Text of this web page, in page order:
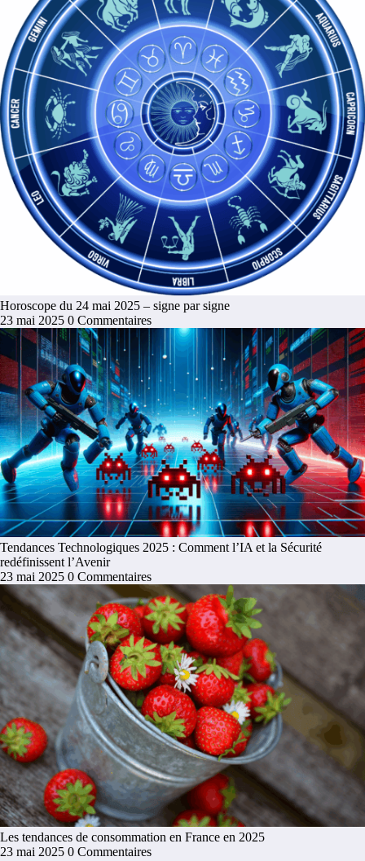
Horoscope du 24 mai 2025 – signe par signe
23 mai 2025 0 Commentaires
Tendances Technologiques 2025 : Comment l’IA et la Sécurité
redéfinissent l’Avenir
23 mai 2025 0 Commentaires
Les tendances de consommation en France en 2025
23 mai 2025 0 Commentaires